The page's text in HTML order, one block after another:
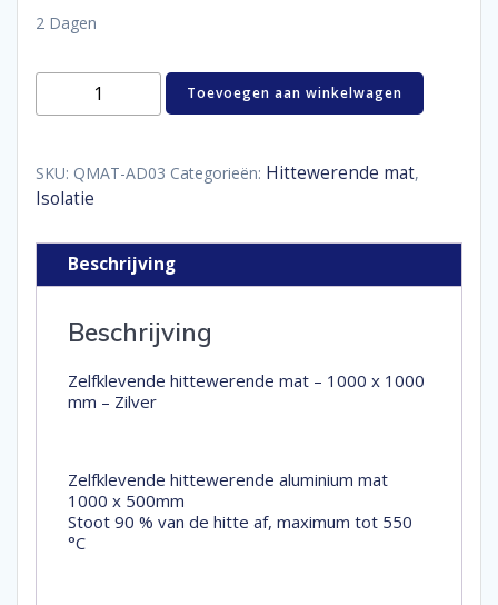
2 Dagen
Zelfklevende
hittewerende
1000
x
mm
Zilver
Toevoegen aan winkelwagen
SKU: QMAT-AD03 Categorieën: Hittewerende mat,
Isolatie
Beschrijving
Beschrijving
Zelfklevende hittewerende mat – 1000 x 1000
mm – Zilver
Zelfklevende hittewerende aluminium mat
1000 x 500mm
Stoot 90 % van de hitte af, maximum tot 550
°C